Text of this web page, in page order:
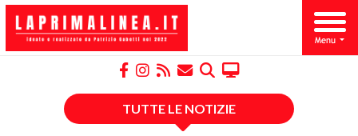
TUTTE LE NOTIZIE